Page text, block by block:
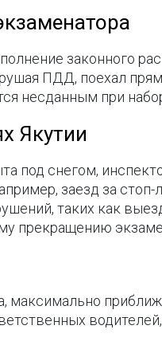
законного
ПДД, поехал
несданным при
Якутии
под снегом,
заезд за
таких как
прекращению